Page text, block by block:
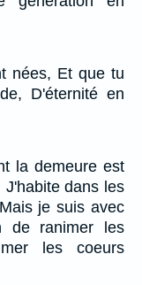
nées, Et que tu
D'éternité en
la demeure est
dans les
je suis avec
de ranimer les
les coeurs